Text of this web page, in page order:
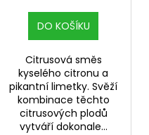
DO KOŠÍKU
Citrusová směs
kyselého citronu a
pikantní limetky. Svěží
kombinace těchto
citrusových plodů
vytváří dokonale...